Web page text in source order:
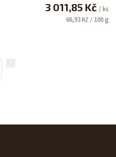
3 011,85 Kč / ks
66,93 Kč / 100 g